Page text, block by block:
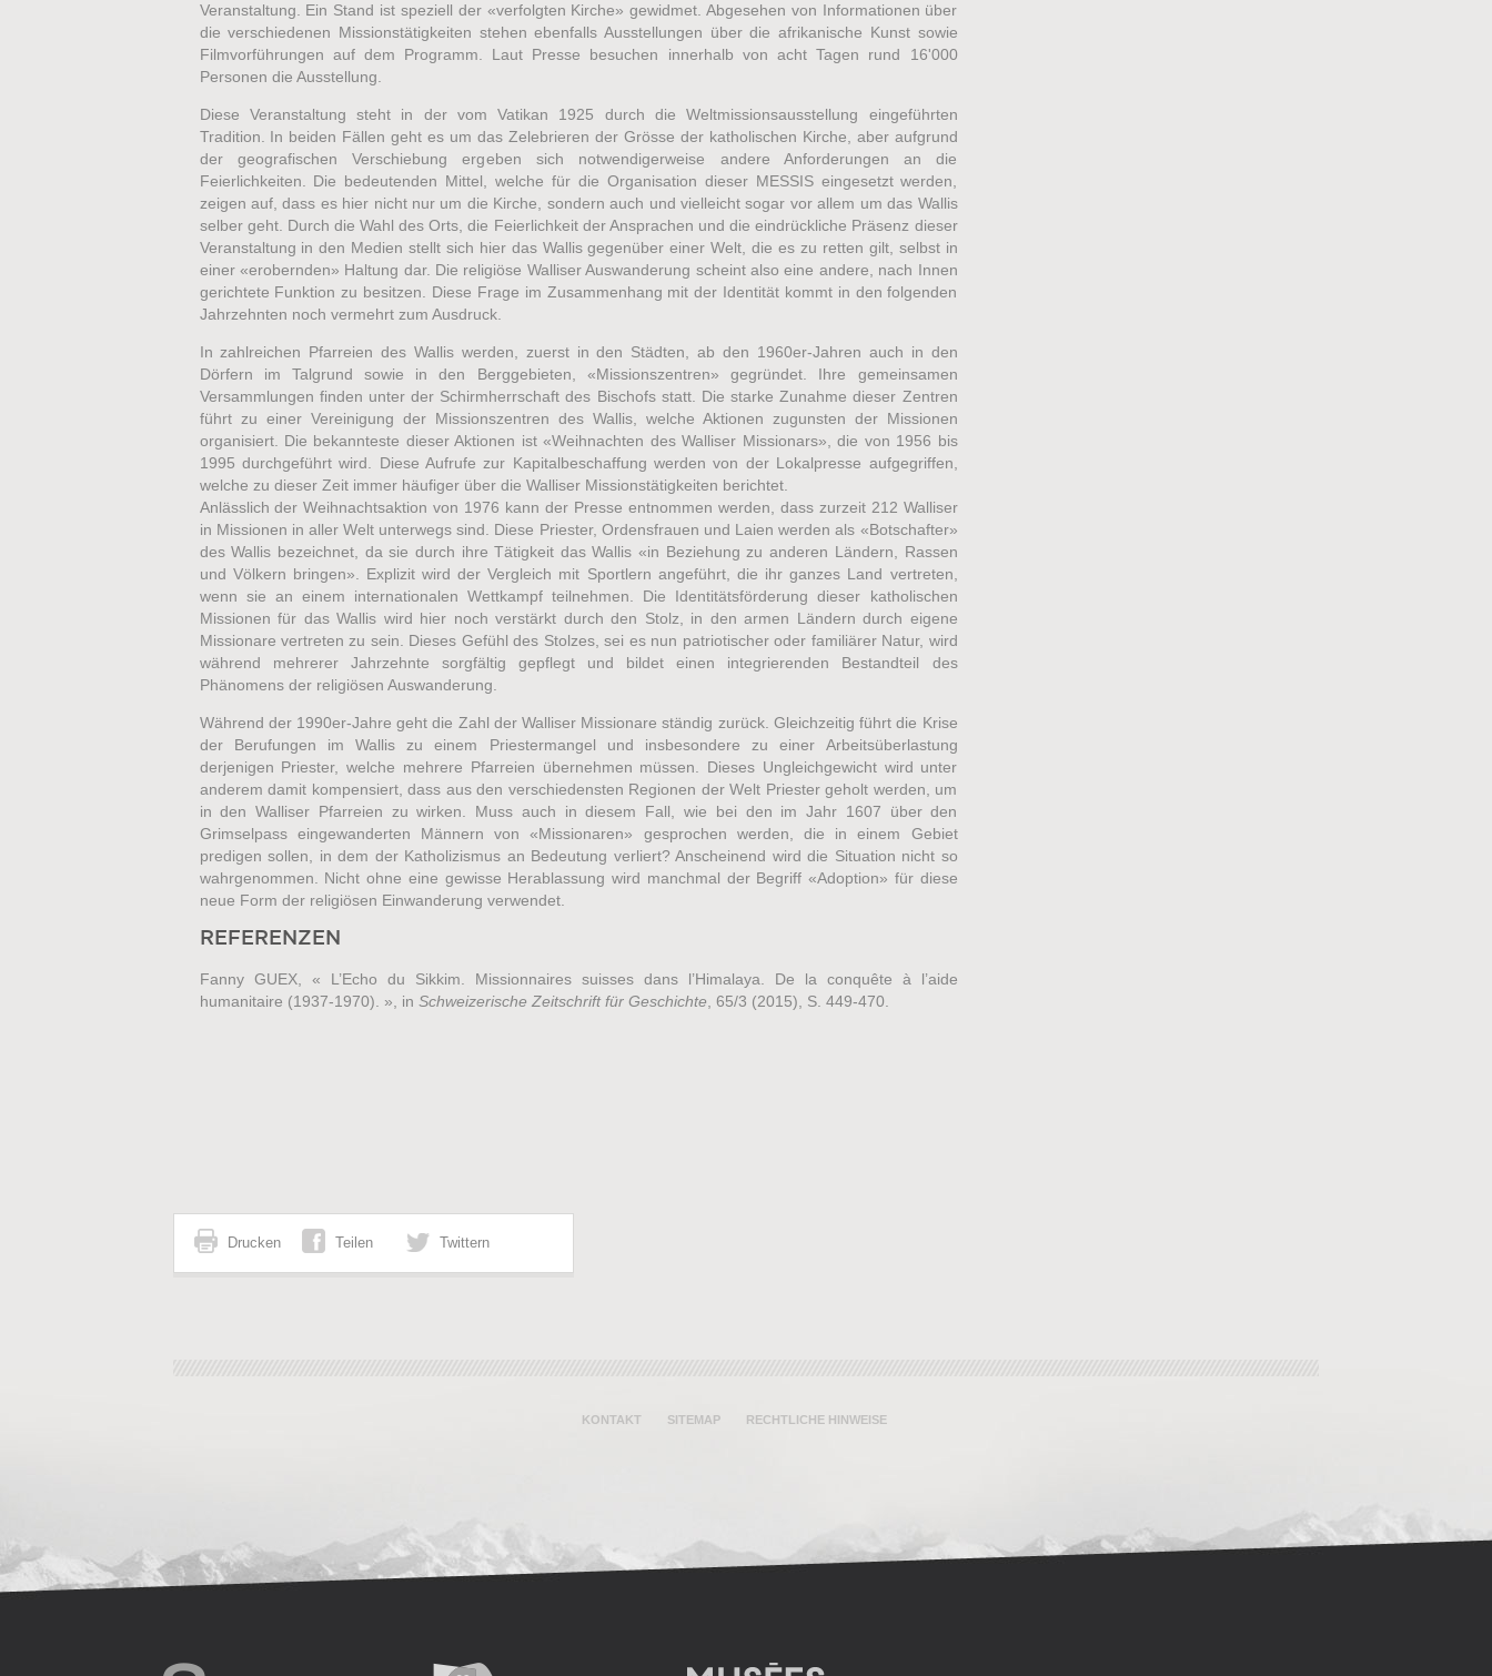
Veranstaltung. Ein Stand ist speziell der «verfolgten Kirche» gewidmet. Abgesehen von Informationen über
die verschiedenen Missionstätigkeiten stehen ebenfalls Ausstellungen über die afrikanische Kunst sowie
Filmvorführungen auf dem Programm. Laut Presse besuchen innerhalb von acht Tagen rund 16'000
Personen die Ausstellung.
Diese Veranstaltung steht in der vom Vatikan 1925 durch die Weltmissionsausstellung eingeführten
Tradition. In beiden Fällen geht es um das Zelebrieren der Grösse der katholischen Kirche, aber aufgrund
der geografischen Verschiebung ergeben sich notwendigerweise andere Anforderungen an die
Feierlichkeiten. Die bedeutenden Mittel, welche für die Organisation dieser MESSIS eingesetzt werden,
zeigen auf, dass es hier nicht nur um die Kirche, sondern auch und vielleicht sogar vor allem um das Wallis
selber geht. Durch die Wahl des Orts, die Feierlichkeit der Ansprachen und die eindrückliche Präsenz dieser
Veranstaltung in den Medien stellt sich hier das Wallis gegenüber einer Welt, die es zu retten gilt, selbst in
einer «erobernden» Haltung dar. Die religiöse Walliser Auswanderung scheint also eine andere, nach Innen
gerichtete Funktion zu besitzen. Diese Frage im Zusammenhang mit der Identität kommt in den folgenden
Jahrzehnten noch vermehrt zum Ausdruck.
In zahlreichen Pfarreien des Wallis werden, zuerst in den Städten, ab den 1960er-Jahren auch in den
Dörfern im Talgrund sowie in den Berggebieten, «Missionszentren» gegründet. Ihre gemeinsamen
Versammlungen finden unter der Schirmherrschaft des Bischofs statt. Die starke Zunahme dieser Zentren
führt zu einer Vereinigung der Missionszentren des Wallis, welche Aktionen zugunsten der Missionen
organisiert. Die bekannteste dieser Aktionen ist «Weihnachten des Walliser Missionars», die von 1956 bis
1995 durchgeführt wird. Diese Aufrufe zur Kapitalbeschaffung werden von der Lokalpresse aufgegriffen,
welche zu dieser Zeit immer häufiger über die Walliser Missionstätigkeiten berichtet.
Anlässlich der Weihnachtsaktion von 1976 kann der Presse entnommen werden, dass zurzeit 212 Walliser
in Missionen in aller Welt unterwegs sind. Diese Priester, Ordensfrauen und Laien werden als «Botschafter»
des Wallis bezeichnet, da sie durch ihre Tätigkeit das Wallis «in Beziehung zu anderen Ländern, Rassen
und Völkern bringen». Explizit wird der Vergleich mit Sportlern angeführt, die ihr ganzes Land vertreten,
wenn sie an einem internationalen Wettkampf teilnehmen. Die Identitätsförderung dieser katholischen
Missionen für das Wallis wird hier noch verstärkt durch den Stolz, in den armen Ländern durch eigene
Missionare vertreten zu sein. Dieses Gefühl des Stolzes, sei es nun patriotischer oder familiärer Natur, wird
während mehrerer Jahrzehnte sorgfältig gepflegt und bildet einen integrierenden Bestandteil des
Phänomens der religiösen Auswanderung.
Während der 1990er-Jahre geht die Zahl der Walliser Missionare ständig zurück. Gleichzeitig führt die Krise
der Berufungen im Wallis zu einem Priestermangel und insbesondere zu einer Arbeitsüberlastung
derjenigen Priester, welche mehrere Pfarreien übernehmen müssen. Dieses Ungleichgewicht wird unter
anderem damit kompensiert, dass aus den verschiedensten Regionen der Welt Priester geholt werden, um
in den Walliser Pfarreien zu wirken. Muss auch in diesem Fall, wie bei den im Jahr 1607 über den
Grimselpass eingewanderten Männern von «Missionaren» gesprochen werden, die in einem Gebiet
predigen sollen, in dem der Katholizismus an Bedeutung verliert? Anscheinend wird die Situation nicht so
wahrgenommen. Nicht ohne eine gewisse Herablassung wird manchmal der Begriff «Adoption» für diese
neue Form der religiösen Einwanderung verwendet.
REFERENZEN
Fanny GUEX, « L’Echo du Sikkim. Missionnaires suisses dans l’Himalaya. De la conquête à l’aide
humanitaire (1937-1970). », in Schweizerische Zeitschrift für Geschichte , 65/3 (2015), S. 449-470.
Drucken Teilen Twittern
KONTAKT SITEMAP RECHTLICHE HINWEISE